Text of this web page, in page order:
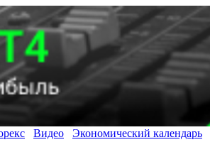
Видео Экономический календарь